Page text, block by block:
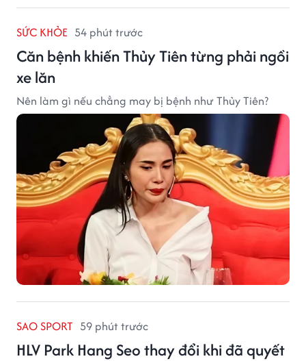
SỨC KHỎE 54 phút trước
Căn bệnh khiến Thủy Tiên từng phải ngồi
xe lăn
Nên làm gì nếu chẳng may bị bệnh như Thủy Tiên?
SAO SPORT 59 phút trước
HLV Park Hang Seo thay đổi khi đã quyết